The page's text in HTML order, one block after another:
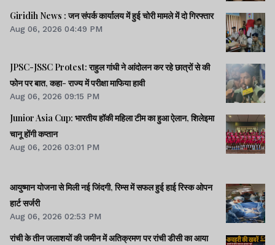
Giridih News : जन संपर्क कार्यालय में हुई चोरी मामले में दो गिरफ्तार
Aug 06, 2026 04:49 PM
JPSC-JSSC Protest: राहुल गांधी ने आंदोलन कर रहे छात्रों से की
फोन पर बात, कहा- राज्य में परीक्षा माफिया हावी
Aug 06, 2026 09:15 PM
Junior Asia Cup: भारतीय हॉकी महिला टीम का हुआ ऐलान, शिलेइमा
चानू होंगी कप्तान
Aug 06, 2026 03:01 PM
आयुष्मान योजना से मिली नई जिंदगी, रिम्स में सफल हुई हाई रिस्क ओपन
हार्ट सर्जरी
Aug 06, 2026 02:53 PM
रांची के तीन जलाशयों की जमीन में अतिक्रमण पर रांची डीसी का आया